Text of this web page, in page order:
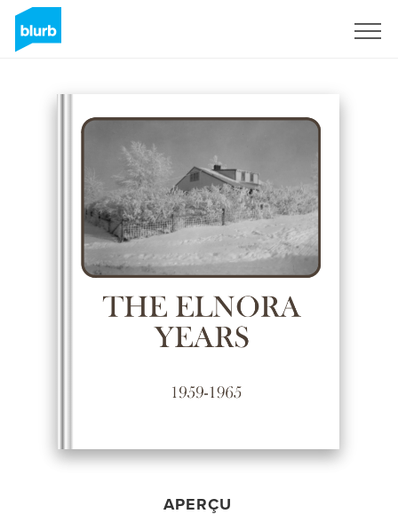
APERÇU